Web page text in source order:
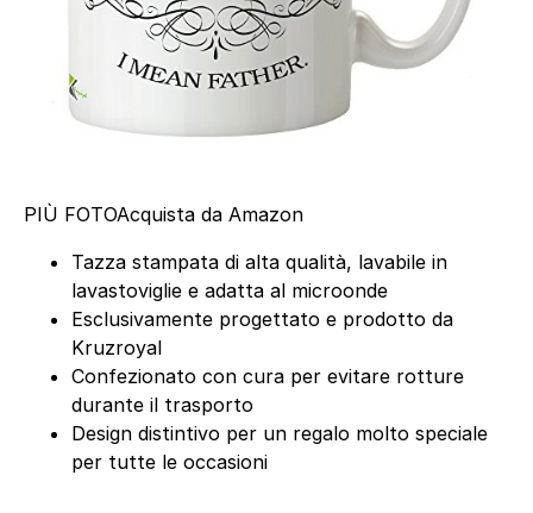
PIÙ FOTOAcquista da Amazon
Tazza stampata di alta qualità, lavabile in
lavastoviglie e adatta al microonde
Esclusivamente progettato e prodotto da
Kruzroyal
Confezionato con cura per evitare rotture
durante il trasporto
Design distintivo per un regalo molto speciale
per tutte le occasioni